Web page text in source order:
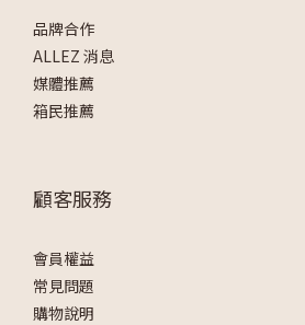
品牌合作
ALLEZ 消息
媒體推薦
箱民推薦
顧客服務
會員權益
常見問題
購物說明